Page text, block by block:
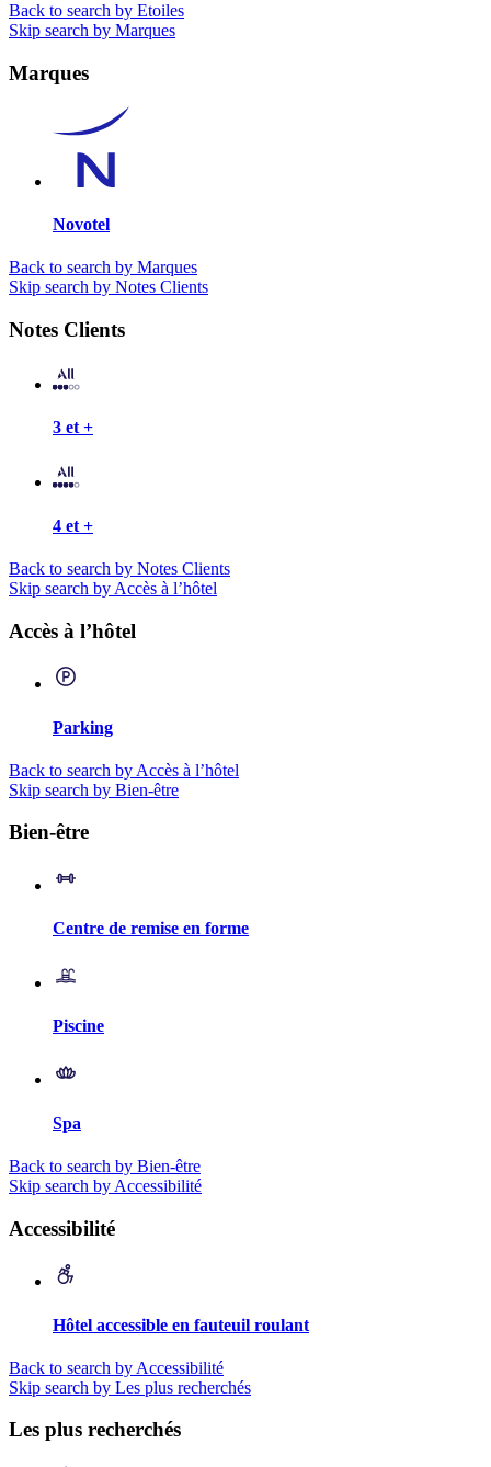
Back to search by Etoiles
Skip search by Marques
Marques
Novotel
Back to search by Marques
Skip search by Notes Clients
Notes Clients
3 et +
4 et +
Back to search by Notes Clients
Skip search by Accès à l’hôtel
Accès à l’hôtel
Parking
Back to search by Accès à l’hôtel
Skip search by Bien-être
Bien-être
Centre de remise en forme
Piscine
Spa
Back to search by Bien-être
Skip search by Accessibilité
Accessibilité
Hôtel accessible en fauteuil roulant
Back to search by Accessibilité
Skip search by Les plus recherchés
Les plus recherchés